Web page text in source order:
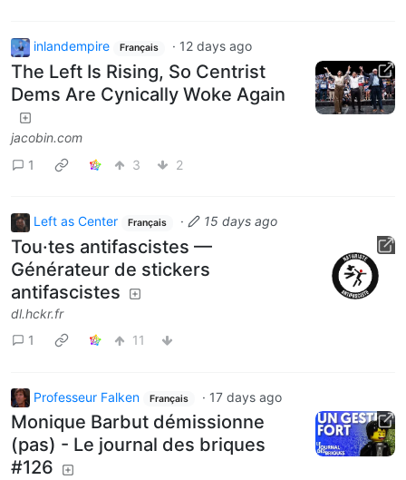
inlandempire Français · 12 days ago
The Left Is Rising, So Centrist
Dems Are Cynically Woke Again
jacobin.com
1
3 2
Left as Center Français · 15 days ago
Tou·tes antifascistes —
Générateur de stickers
antifascistes
dl.hckr.fr
1
11
Professeur Falken Français · 17 days ago
Monique Barbut démissionne
(pas) - Le journal des briques
#126